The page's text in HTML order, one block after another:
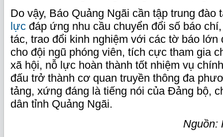
Do vậy, Báo Quảng Ngãi cần tập trung đào
lực đáp ứng nhu cầu chuyển đổi số báo
tác, trao đổi kinh nghiệm với các tờ báo lớn
cho đội ngũ phóng viên, tích cực tham gia
xã hội, nỗ lực hoàn thành tốt nhiệm vụ
đấu trở thành cơ quan truyền thông đa
tảng, xứng đáng là tiếng nói của Đảng bộ,
dân tỉnh Quảng Ngãi.
Nguồn: